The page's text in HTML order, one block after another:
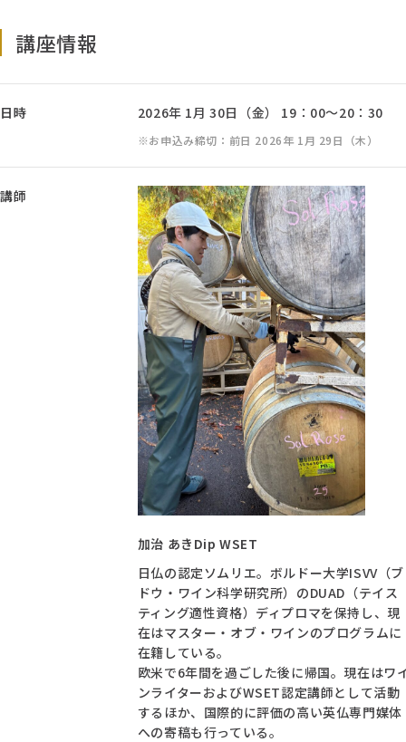
講座情報
日時 2026年 1月 30日（金） 19：00～20：30
お申込み締切：前日 2026年 1月 29日（木）
講師
加治 あき Dip WSET
日仏の認定ソムリエ。ボルドー大学ISVV（ブ
ドウ・ワイン科学研究所）のDUAD（テイス
ティング適性資格）ディプロマを保持し、現
在はマスター・オブ・ワインのプログラムに
在籍している。
欧米で6年間を過ごした後に帰国。現在はワ
ンライターおよびWSET認定講師として活動
するほか、国際的に評価の高い英仏専門媒体
への寄稿も行っている。